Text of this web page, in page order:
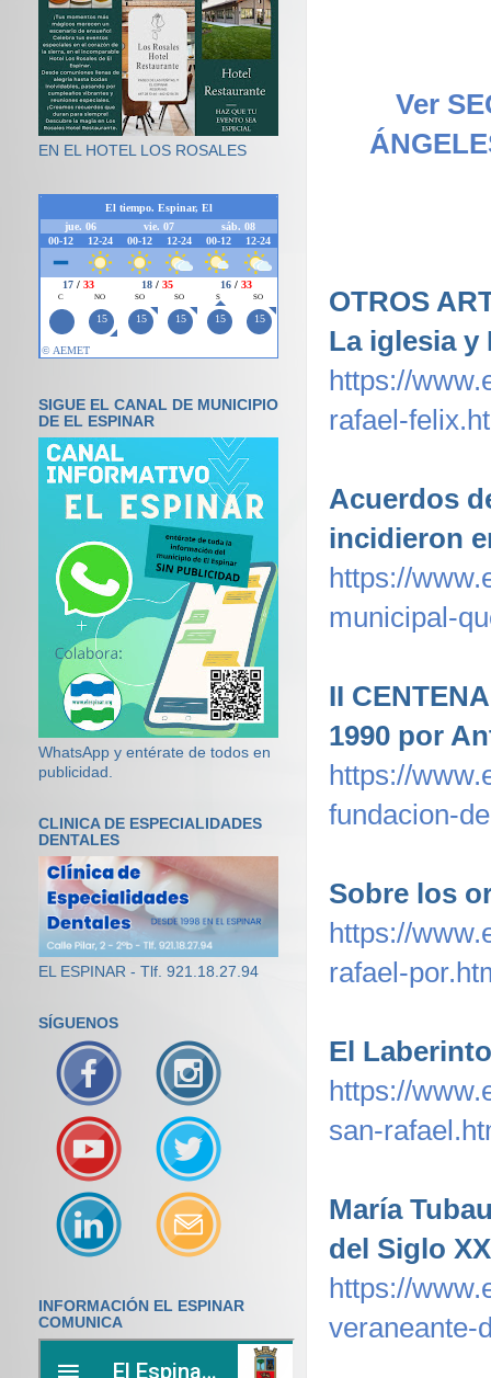
Ver
OTROS
La iglesia y
https://
rafael-
Acuerdos
incidieron
https://
municipal-
II
1990 por
https://
fundacion-
Sobre los
https://
rafael-
El
https://
san-
María
del Siglo XX
https://
veraneante-
EN EL HOTEL LOS ROSALES
SIGUE EL CANAL DE MUNICIPIO
DE EL ESPINAR
WhatsApp y entérate de todos en
publicidad.
CLINICA DE ESPECIALIDADES
DENTALES
EL ESPINAR - Tlf. 921.18.27.94
SÍGUENOS
INFORMACIÓN EL ESPINAR
COMUNICA